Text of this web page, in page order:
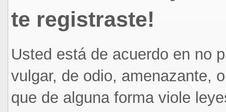
te registraste!
Usted está de acuerdo en no
vulgar, de odio, amenazante,
que de alguna forma viole